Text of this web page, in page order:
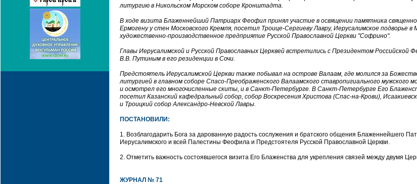
литургию в Никольском Морском соборе Кронштадта.
В ходе визита Блаженнейший Патриарх Феофил принял участие в освящении памятника
Ермогену у стен Московского Кремля, посетил Троице-Сергиеву Лавру, Иерусалимское подворье в
художественно-производственное предприятие Русской Православной Церкви "Софрино".
Главы Иерусалимской и Русской Православных Церквей встретились с Президентом Российской
В.В. Путиным в его резиденции в Сочи.
Предстоятель Иерусалимской Церкви также побывал на острове Валаам, где молился за
литургией в главном соборе Спасо-Преображенского Валаамского ставропигиального мужского
и осмотрел его многочисленные скиты, и в Санкт-Петербурге. В Санкт-Петербурге Его
посетил Казанский кафедральный собор, собор Воскресения Христова (Спас-на-Крови),
и Троицкий собор Александро-Невской Лавры.
ПОСТАНОВИЛИ:
1. Возблагодарить Бога за дарованную радость сослужения и братского общения Блаженнейшего
Иерусалимского и всей Палестины Феофила и Предстоятеля Русской Православной Церкви.
2. Отметить важность состоявшегося визита Его Блаженства для укрепления связей между двумя
ЖУРНАЛ № 71